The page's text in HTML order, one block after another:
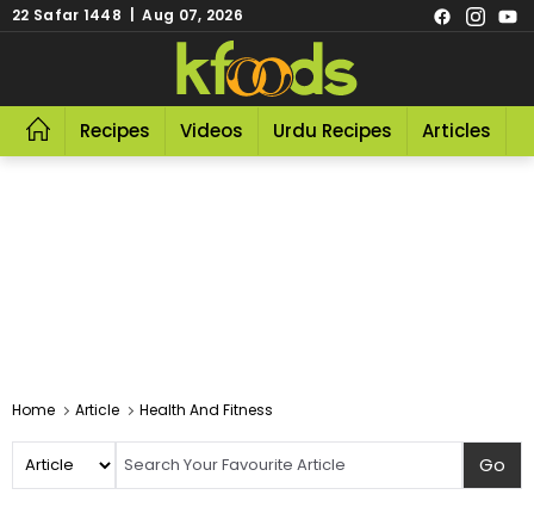
22 Safar 1448 | Aug 07, 2026
Recipes Videos Urdu Recipes Articles
Home Article Health And Fitness